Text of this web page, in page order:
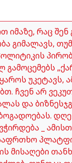
იმაზე, რაც შენ
გიმალავს,
გამოცემებს
უკეტავს,
ჩვენ არ
და
_
მისაღები